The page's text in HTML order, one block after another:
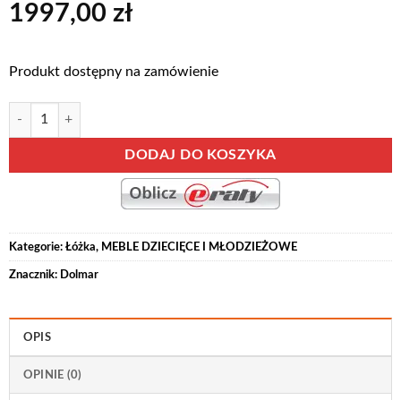
1997,00 zł
Produkt dostępny na zamówienie
ilość Łóżko podwójne SZYMON
DODAJ DO KOSZYKA
Alternative:
Kategorie: Łóżka, MEBLE DZIECIĘCE I MŁODZIEŻOWE
Znacznik: Dolmar
OPIS
OPINIE (0)